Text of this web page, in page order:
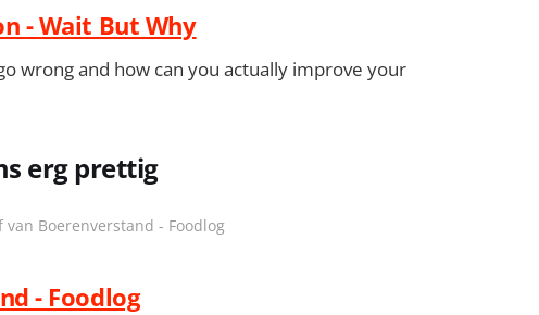
- Wait But Why
wrong and how can you actually improve your
erg prettig
van Boerenverstand - Foodlog
- Foodlog